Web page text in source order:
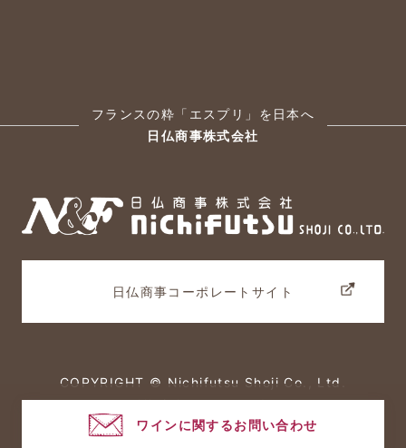
ワインに関するお問い合わせ
フランスの粋「エスプリ」を日本へ
日仏商事株式会社
日仏商事コーポレートサイト
COPYRIGHT © Nichifutsu Shoji Co., Ltd.
All rights reserved.